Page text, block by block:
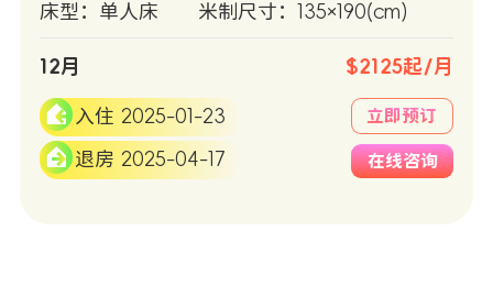
床型：单人床 米制尺寸：135×190(cm)
12月 $2125起/月
入住 2025-01-23
退房 2025-04-17
立即预订
在线咨询